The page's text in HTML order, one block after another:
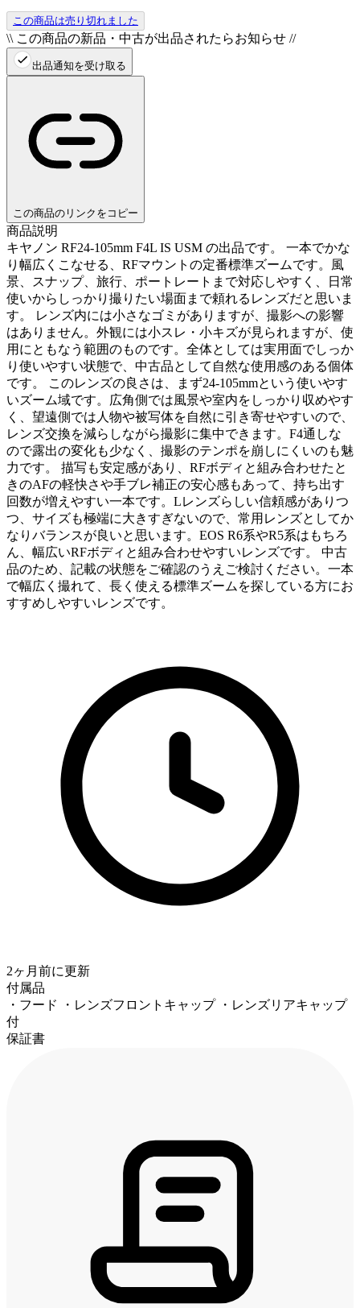
この商品は売り切れました
\\ この商品の新品・中古が出品されたらお知らせ //
出品通知を受け取る
この商品のリンクをコピー
商品説明
キヤノン RF24-105mm F4L IS USM の出品です。 一本でかな
り幅広くこなせる、RFマウントの定番標準ズームです。風
景、スナップ、旅行、ポートレートまで対応しやすく、日常
使いからしっかり撮りたい場面まで頼れるレンズだと思いま
す。 レンズ内には小さなゴミがありますが、撮影への影響
はありません。外観には小スレ・小キズが見られますが、使
用にともなう範囲のものです。全体としては実用面でしっか
り使いやすい状態で、中古品として自然な使用感のある個体
です。 このレンズの良さは、まず24-105mmという使いやす
いズーム域です。広角側では風景や室内をしっかり収めやす
く、望遠側では人物や被写体を自然に引き寄せやすいので、
レンズ交換を減らしながら撮影に集中できます。F4通しな
ので露出の変化も少なく、撮影のテンポを崩しにくいのも魅
力です。 描写も安定感があり、RFボディと組み合わせたと
きのAFの軽快さや手ブレ補正の安心感もあって、持ち出す
回数が増えやすい一本です。Lレンズらしい信頼感がありつ
つ、サイズも極端に大きすぎないので、常用レンズとしてか
なりバランスが良いと思います。EOS R6系やR5系はもちろ
ん、幅広いRFボディと組み合わせやすいレンズです。 中古
品のため、記載の状態をご確認のうえご検討ください。一本
で幅広く撮れて、長く使える標準ズームを探している方にお
すすめしやすいレンズです。
2ヶ月前に更新
付属品
・フード ・レンズフロントキャップ ・レンズリアキャップ
付
保証書